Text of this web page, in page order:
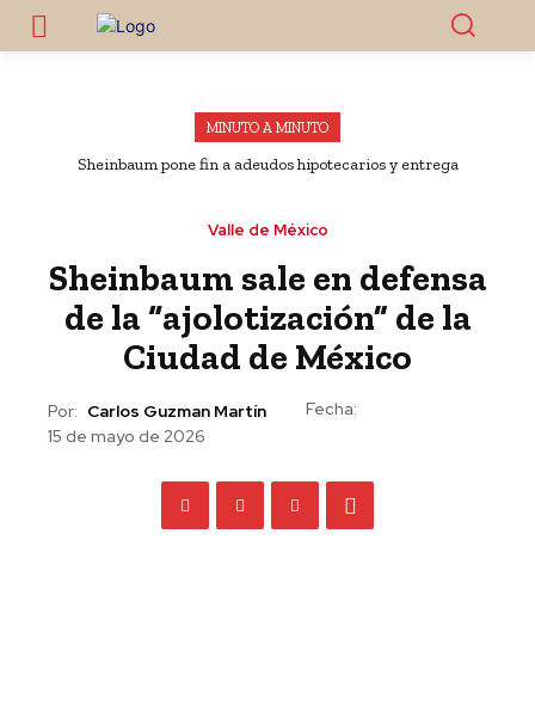
MINUTO A MINUTO
Sheinbaum pone fin a adeudos hipotecarios y entrega
Valle de México
Sheinbaum sale en defensa
de la “ajolotización” de la
Ciudad de México
Por: Carlos Guzman Martín
Fecha:
15 de mayo de 2026